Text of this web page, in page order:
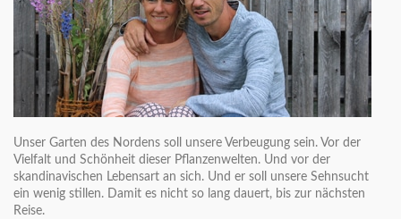
Unser Garten des Nordens soll unsere Verbeugung sein. Vor der
Vielfalt und Schönheit dieser Pflanzenwelten. Und vor der
skandinavischen Lebensart an sich. Und er soll unsere Sehnsucht
ein wenig stillen. Damit es nicht so lang dauert, bis zur nächsten
Reise.